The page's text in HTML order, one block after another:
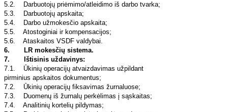
5.2. Darbuotojų priėmimo/atleidimo iš darbo tvarka;
5.3. Darbuotojų apskaita;
5.4. Darbo užmokesčio apskaita;
5.5. Atostoginiai ir kompensacijos;
5.6. Ataskaitos VSDF valdybai.
6. LR mokesčių sistema.
7. Ištisinis uždavinys:
7.1. Ūkinių operacijų atvaizdavimas užpildant
pirminius apskaitos dokumentus;
7.2. Ūkinių operacijų fiksavimas žurnaluose;
7.3. Duomenų iš žurnalų perkėlimas į sąskaitas;
7.4. Analitinių kortelių pildymas;